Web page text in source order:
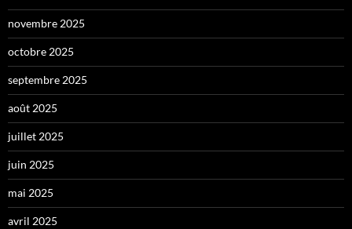
novembre 2025
octobre 2025
septembre 2025
août 2025
juillet 2025
juin 2025
mai 2025
avril 2025